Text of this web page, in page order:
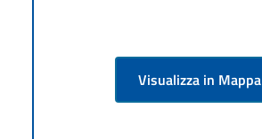
Visualizza in Mappa